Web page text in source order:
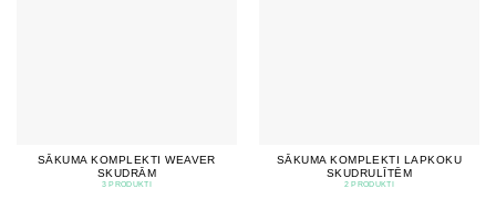
SĀKUMA KOMPLEKTI WEAVER
SKUDRĀM
3 PRODUKTI
SĀKUMA KOMPLEKTI LAPKOKU
SKUDRULĪTĒM
2 PRODUKTI